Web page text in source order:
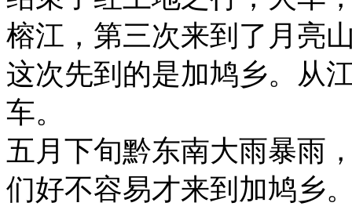
榕江，第三次来到了月亮
这次先到的是加鸠乡。从
车。
五月下旬黔东南大雨暴雨
们好不容易才来到加鸠乡